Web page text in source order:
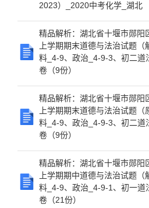
2023）_2020中考化学_湖北
精品解析：湖北省十堰市郧阳
上学期期末道德与法治试题
料_4-9、政治_4-9-3、初二道
卷（9份）
精品解析：湖北省十堰市郧阳
上学期期末道德与法治试题
料_4-9、政治_4-9-3、初二道
卷（9份）
精品解析：湖北省十堰市郧阳
上学期期中道德与法治试题
料_4-9、政治_4-9-1、初一道
卷（21份）